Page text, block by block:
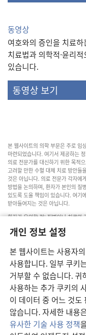
개인 정보 설정
본 웹사이트는 사용자
사용합니다. 일부 쿠키
거부할 수 없습니다.
사용하는 추가 쿠키의
이 데이터 중 어느 것도
않습니다. 자세한 내용
유사한 기술 사용 정책
동영상
여호와의 증인을 치료
치료법과 의학적·윤리
있습니다.
동영상 보기
본 웹사이트의 의학 부문은 주로 임
마련되었습니다. 여기서 제공하는
의료 전문가를 대신하기 위한 목적
고려할 만한 수혈 대체 치료 방안들
것은 아닙니다. 의료 전문가 각자에
방법을 논의하며, 환자가 본인의 질
있도록 도울 책임이 있습니다. 여기
받아들여지는 것은 아닙니다.
환자가 유의할 점: 질병이나 치료와
본 웹사이트의 이용은 이 사이트 약
보기 설정
Copyright© 2026 Watch